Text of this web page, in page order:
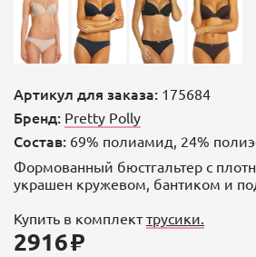
Артикул для заказа: 175684
Бренд: Pretty Polly
Состав: 69% полиамид, 24%
Формованный бюстгальтер с
украшен кружевом, бантиком и
Купить в комплекттрусики.
2916